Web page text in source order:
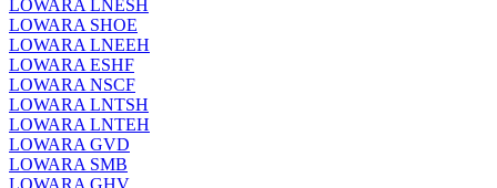
LOWARA LNESH
LOWARA SHOE
LOWARA LNEEH
LOWARA ESHF
LOWARA NSCF
LOWARA LNTSH
LOWARA LNTEH
LOWARA GVD
LOWARA SMB
LOWARA GHV